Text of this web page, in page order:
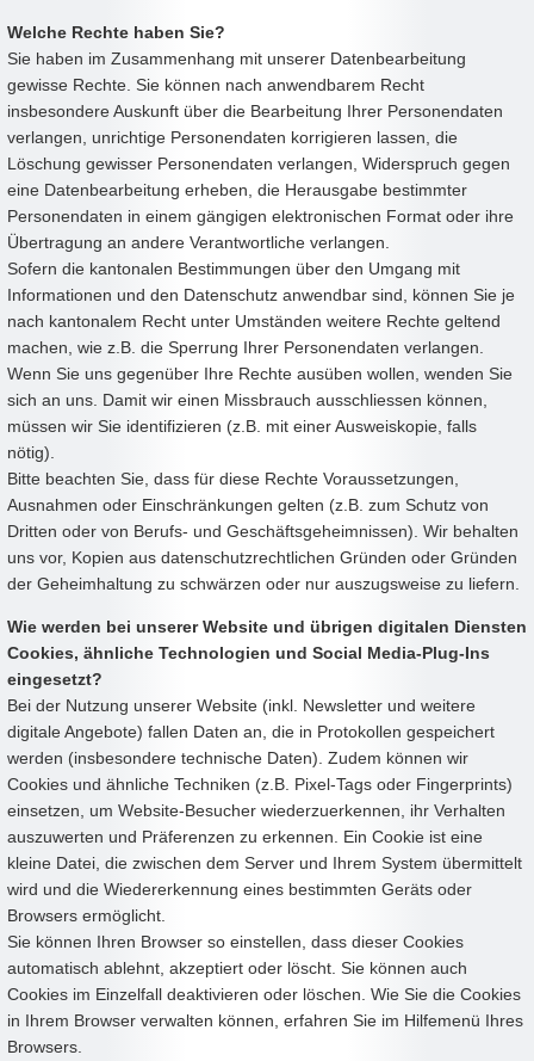
Welche Rechte haben Sie?
Sie haben im Zusammenhang mit unserer Datenbearbeitung
gewisse Rechte. Sie können nach anwendbarem Recht
insbesondere Auskunft über die Bearbeitung Ihrer Personendaten
verlangen, unrichtige Personendaten korrigieren lassen, die
Löschung gewisser Personendaten verlangen, Widerspruch gegen
eine Datenbearbeitung erheben, die Herausgabe bestimmter
Personendaten in einem gängigen elektronischen Format oder ihre
Übertragung an andere Verantwortliche verlangen.
Sofern die kantonalen Bestimmungen über den Umgang mit
Informationen und den Datenschutz anwendbar sind, können Sie je
nach kantonalem Recht unter Umständen weitere Rechte geltend
machen, wie z.B. die Sperrung Ihrer Personendaten verlangen.
Wenn Sie uns gegenüber Ihre Rechte ausüben wollen, wenden Sie
sich an uns. Damit wir einen Missbrauch ausschliessen können,
müssen wir Sie identifizieren (z.B. mit einer Ausweiskopie, falls
nötig).
Bitte beachten Sie, dass für diese Rechte Voraussetzungen,
Ausnahmen oder Einschränkungen gelten (z.B. zum Schutz von
Dritten oder von Berufs- und Geschäftsgeheimnissen). Wir behalten
uns vor, Kopien aus datenschutzrechtlichen Gründen oder Gründen
der Geheimhaltung zu schwärzen oder nur auszugsweise zu liefern.
Wie werden bei unserer Website und übrigen digitalen Diensten
Cookies, ähnliche Technologien und Social Media-Plug-Ins
eingesetzt?
Bei der Nutzung unserer Website (inkl. Newsletter und weitere
digitale Angebote) fallen Daten an, die in Protokollen gespeichert
werden (insbesondere technische Daten). Zudem können wir
Cookies und ähnliche Techniken (z.B. Pixel-Tags oder Fingerprints)
einsetzen, um Website-Besucher wiederzuerkennen, ihr Verhalten
auszuwerten und Präferenzen zu erkennen. Ein Cookie ist eine
kleine Datei, die zwischen dem Server und Ihrem System übermittelt
wird und die Wiedererkennung eines bestimmten Geräts oder
Browsers ermöglicht.
Sie können Ihren Browser so einstellen, dass dieser Cookies
automatisch ablehnt, akzeptiert oder löscht. Sie können auch
Cookies im Einzelfall deaktivieren oder löschen. Wie Sie die Cookies
in Ihrem Browser verwalten können, erfahren Sie im Hilfemenü Ihres
Browsers.